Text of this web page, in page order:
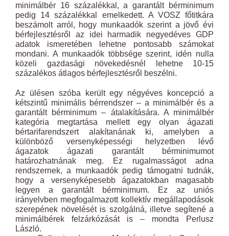
minimálbér 16 százalékkal, a garantált bérminimum
pedig 14 százalékkal emelkedett. A VOSZ főtitkára
beszámolt arról, hogy munkaadók szerint a jövő évi
bérfejlesztésről az idei harmadik negyedéves GDP
adatok ismeretében lehetne pontosabb számokat
mondani. A munkaadók többsége szerint, idén nulla
közeli gazdasági növekedésnél lehetne 10-15
százalékos átlagos bérfejlesztésről beszélni.
Az ülésen szóba került egy négyéves koncepció a
kétszintű minimális bérrendszer – a minimálbér és a
garantált bérminimum – átalakítására. A minimálbér
kategória megtartása mellett egy olyan ágazati
bértarifarendszert alakítanának ki, amelyben a
különböző versenyképességi helyzetben lévő
ágazatok ágazati garantált bérminimumot
határozhatnának meg. Ez rugalmasságot adna
rendszernek, a munkaadók pedig támogatni tudnák,
hogy a versenyképesebb ágazatokban magasabb
legyen a garantált bérminimum. Ez az uniós
irányelvben megfogalmazott kollektív megállapodások
szerepének növelését is szolgálná, illetve segítené a
minimálbérek felzárkózását is – mondta Perlusz
László.